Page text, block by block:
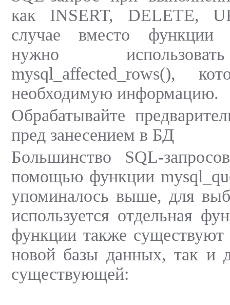
как INSERT, DELETE,
случае вместо функции
нужно
mysql_affected_rows(),
необходимую информацию.
Обрабатывайте
пред занесением в БД
Большинство SQL-
помощью функции
упоминалось выше, для
используется отдельная
функции также существуют
новой базы данных, так и
существующей: